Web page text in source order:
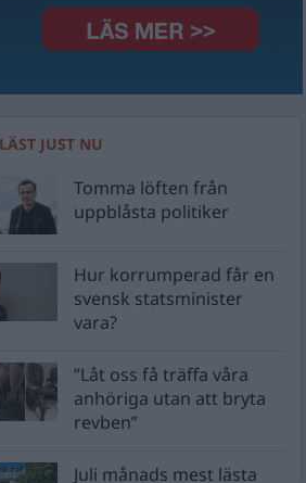
JUST NU
Tomma löften från
uppblåsta politiker
Hur korrumperad får en
svensk statsminister
vara?
”Låt oss få träffa våra
anhöriga utan att bryta
revben”
Juli månads mest lästa